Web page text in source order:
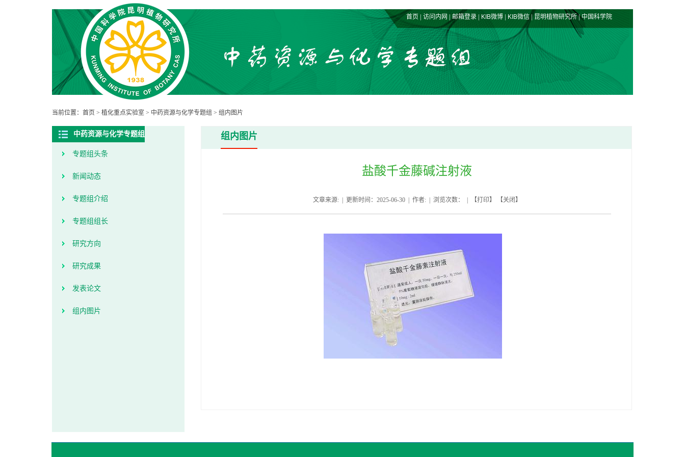
首页 | 访问内网 |邮箱登录 | KIB微博 | KIB微信|昆明植物研究所|中国科学院
当前位置： 首页 > 植化重点实验室 > 中药资源与化学专题组 > 组内图片
中药资源与化学专题组
专题组头条
新闻动态
专题组介绍
专题组组长
研究方向
研究成果
发表论文
组内图片
组内图片
盐酸千金藤碱注射液
文章来源: | 更新时间：2025-06-30 | 作者: | 浏览次数： | 【打印】 【关闭 】